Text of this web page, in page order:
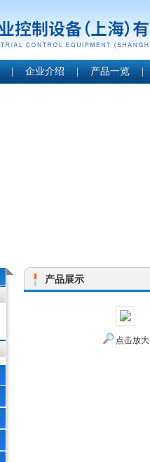
| 企业介绍 | 产品一览 |
产品展示
点击放大